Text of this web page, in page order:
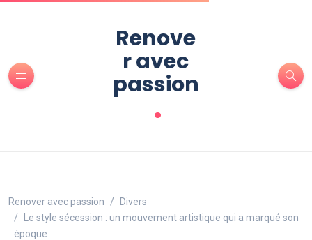
Renove
r avec
passion
.
Renover avec passion
Divers
Le style sécession : un mouvement artistique qui a marqué son
époque